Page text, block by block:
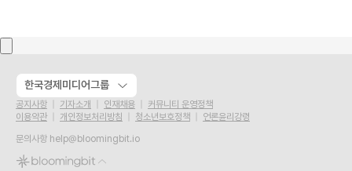
한국경제미디어그룹
공지사항 기자소개 인재채용
커뮤니티 운영정책
이용약관
개인정보처리방침 청소년보호정책
언론윤리강령
문의사항 help@bloomingbit.io